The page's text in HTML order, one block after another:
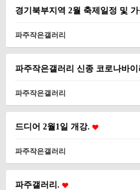
경기북부지역 2월 축제일정 및
파주작은갤러리
파주작은갤러리 신종 코로나바
파주작은갤러리
드디어 2월1일 개강.
파주작은갤러리
파주갤러리.